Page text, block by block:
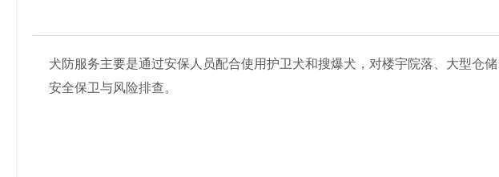
犬防服务主要是通过安保人员配合使用护卫犬和搜爆犬，对楼宇院落、大型仓
安全保卫与风险排查。